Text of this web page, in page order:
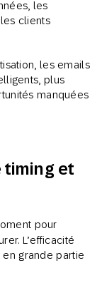
les
clients
les emails
plus
manquées
timing et
pour
L’efficacité
grande partie